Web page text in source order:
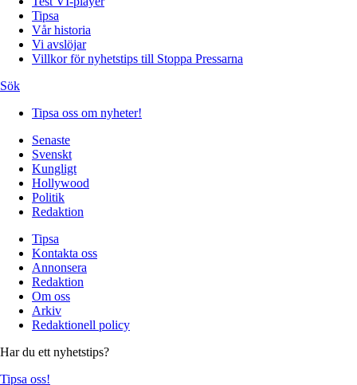
Tipsa
Vår historia
Vi avslöjar
Villkor för nyhetstips till Stoppa Pressarna
Sök
Tipsa oss om nyheter!
Senaste
Svenskt
Kungligt
Hollywood
Politik
Redaktion
Tipsa
Kontakta oss
Annonsera
Redaktion
Om oss
Arkiv
Redaktionell policy
Har du ett nyhetstips?
Tipsa oss!